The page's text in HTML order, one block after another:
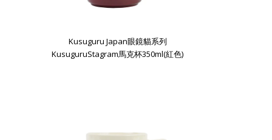
Kusuguru Japan眼鏡貓系列
KusuguruStagram馬克杯350ml(紅色)